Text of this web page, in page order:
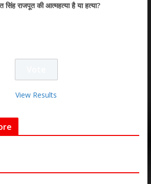
राजपूत की आत्महत्या है या हत्या?
View Results